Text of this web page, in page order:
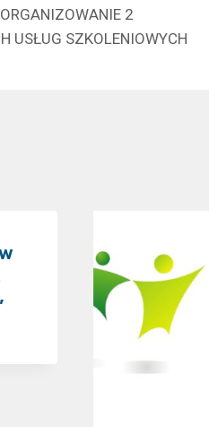
2
USŁUG SZKOLENIOWYCH